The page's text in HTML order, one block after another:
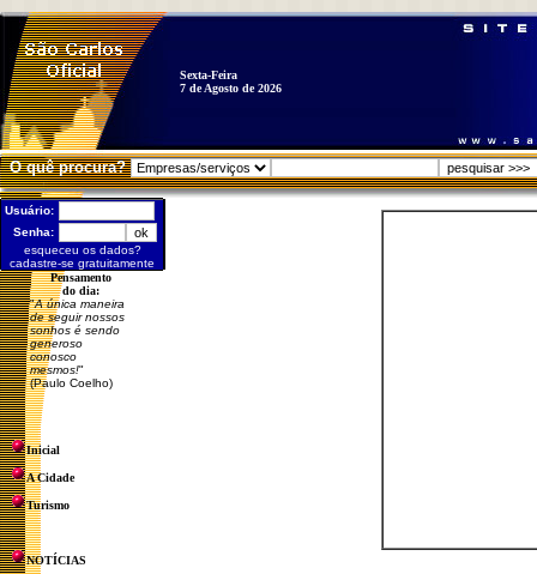
Sexta-Feira
7 de Agosto de 2026
O quê procura?
Usuário:
Senha:
esqueceu os dados?
cadastre-se gratuitamente
Pensamento
do dia:
"A única maneira
de seguir nossos
sonhos é sendo
generoso
conosco
mesmos!"
(Paulo Coelho)
Inicial
A Cidade
Turismo
NOTÍCIAS